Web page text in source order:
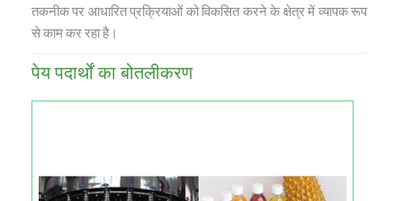
तकनीक पर आधारित प्रक्रियाओं को विकसित करने के क्षेत्र में व्यापक रूप
से काम कर रहा है।
पेय पदार्थों का बोतलीकरण